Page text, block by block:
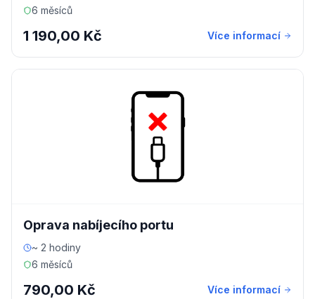
6 měsíců
1 190,00 Kč Více informací
Oprava nabíjecího portu
~ 2 hodiny
6 měsíců
790,00 Kč Více informací